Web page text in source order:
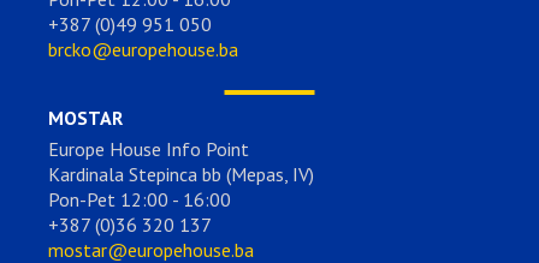
+387 (0)49 951 050
brcko@europehouse.ba
MOSTAR
Europe House Info Point
Kardinala Stepinca bb (Mepas, IV)
Pon-Pet 12:00 - 16:00
+387 (0)36 320 137
mostar@europehouse.ba